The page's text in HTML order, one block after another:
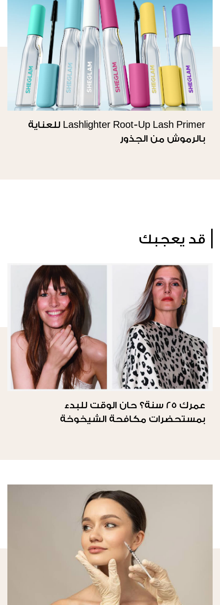
Lashlighter Root-Up Lash Primer للعناية
بالرموش من الجذور
قد يعجبك
عمرك 25 سنة؟ حان الوقت للبدء
بمستحضرات مكافحة الشيخوخة